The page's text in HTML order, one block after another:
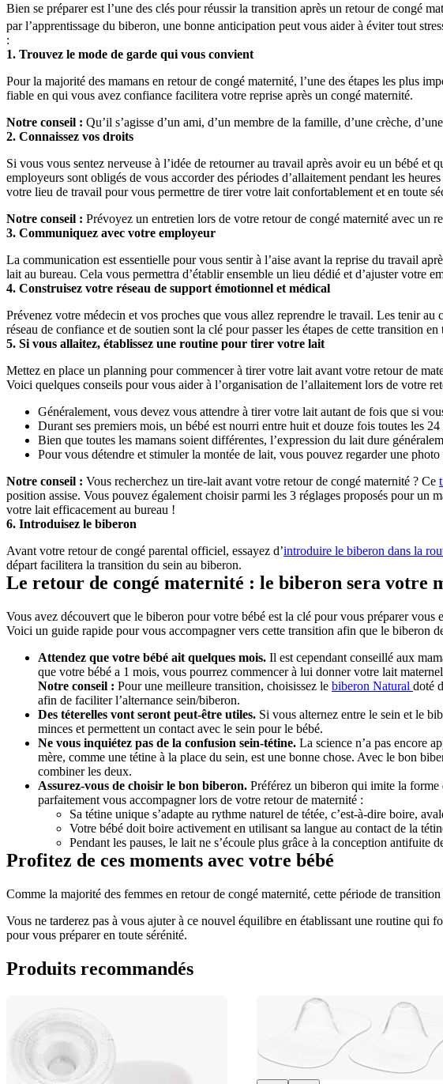
Bien se préparer est l’une des clés pour réussir la transition après un retour de congé
par l’apprentissage du biberon, une bonne anticipation peut vous aider à éviter tout
:
1. Trouvez le mode de garde qui vous convient
Pour la majorité des mamans en retour de congé maternité, l’une des étapes les plus
fiable en qui vous avez confiance facilitera votre reprise après un congé maternité.
Notre conseil : Qu’il s’agisse d’un ami, d’un membre de la famille, d’une crèche,
2. Connaissez vos droits
Si vous vous sentez nerveuse à l’idée de retourner au travail après avoir eu un bébé
employeurs sont obligés de vous accorder des périodes d’allaitement pendant les
votre lieu de travail pour vous permettre de tirer votre lait confortablement et en toute
Notre conseil : Prévoyez un entretien lors de votre retour de congé maternité avec un
3. Communiquez avec votre employeur
La communication est essentielle pour vous sentir à l’aise avant la reprise du travail
lait au bureau. Cela vous permettra d’établir ensemble un lieu dédié et d’ajuster votre
4. Construisez votre réseau de support émotionnel et médical
Prévenez votre médecin et vos proches que vous allez reprendre le travail. Les tenir
réseau de confiance et de soutien sont la clé pour passer les étapes de cette transition en
5. Si vous allaitez, établissez une routine pour tirer votre lait
Mettez en place un planning pour commencer à tirer votre lait avant votre retour de
Voici quelques conseils pour vous aider à l’organisation de l’allaitement lors de votre
Généralement, vous devez vous attendre à tirer votre lait autant de fois que si
Durant ses premiers mois, un bébé est nourri entre huit et douze fois toutes les 24
Bien que toutes les mamans soient différentes, l’expression du lait dure
Pour vous détendre et stimuler la montée de lait, vous pouvez regarder une
Notre conseil : Vous recherchez un tire-lait avant votre retour de congé maternité ? Ce
position assise. Vous pouvez également choisir parmi les 3 réglages proposés pour
votre lait efficacement au bureau !
6. Introduisez le biberon
Avant votre retour de congé parental officiel, essayez d’introduire le biberon dans la
départ facilitera la transition du sein au biberon.
Le retour de congé maternité : le biberon sera votre
Vous avez découvert que le biberon pour votre bébé est la clé pour vous préparer
Voici un guide rapide pour vous accompagner vers cette transition afin que le biberon
Attendez que votre bébé ait quelques mois. Il est cependant conseillé aux
que votre bébé a 1 mois, vous pourrez commencer à lui donner votre lait
Notre conseil : Pour une meilleure transition, choisissez le biberon Natural doté
afin de faciliter l’alternance sein/biberon.
Des téterelles vont seront peut-être utiles. Si vous alternez entre le sein et le
minces et permettent un contact avec le sein pour le bébé.
Ne vous inquiétez pas de la confusion sein-tétine. La science n’a pas encore
mère, comme une tétine à la place du sein, est une bonne chose. Avec le bon
combiner les deux.
Assurez-vous de choisir le bon biberon. Préférez un biberon qui imite la forme
parfaitement vous accompagner lors de votre retour de maternité :
Sa tétine unique s’adapte au rythme naturel de tétée, c’est-à-dire boire,
Votre bébé doit boire activement en utilisant sa langue au contact de la
Pendant les pauses, le lait ne s’écoule plus grâce à la conception
Profitez de ces moments avec votre bébé
Comme la majorité des femmes en retour de congé maternité, cette période de
Vous ne tarderez pas à vous ajuter à ce nouvel équilibre en établissant une routine
pour vous préparer en toute sérénité.
Produits recommandés